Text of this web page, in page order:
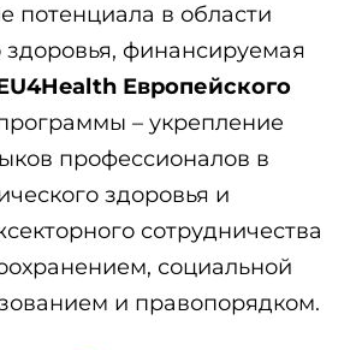
потенциала в области
здоровья, финансируемая
Европейского
– укрепление
профессионалов в
здоровья и
сотрудничества
социальной
и правопорядком.